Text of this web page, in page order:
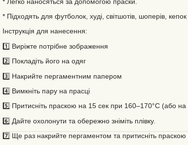
* Підходять для футболок, худі, світшотів, шоперів,
Інструкція для нанесення:
1️⃣ Виріжте потрібне зображення
2️⃣ Покладіть його на одяг
3️⃣ Накрийте пергаментним папером
4️⃣ Вимкніть пару на прасці
5️⃣ Притисніть праскою на 15 сек при 160–170°C (або
6️⃣ Дайте охолонути та обережно зніміть плівку.
7️⃣ Ще раз накрийте пергаментом та притисніть праскою